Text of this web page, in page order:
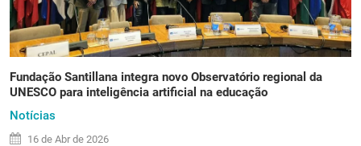
Fundação Santillana integra novo Observatório regional da
UNESCO para inteligência artificial na educação
Notícias
16 de Abr de 2026